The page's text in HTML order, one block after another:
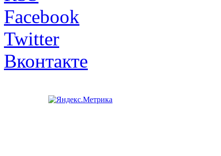
Facebook
Twitter
Вконтакте